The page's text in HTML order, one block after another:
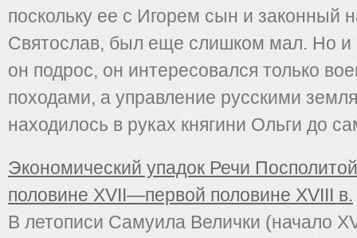
поскольку ее с Игорем сын и законный
Святослав, был еще слишком мал. Но и
он подрос, он интересовался только
походами, а управление русскими
находилось в руках княгини Ольги до
Экономический упадок Речи
половине XVII—первой половине XVIII в.
В летописи Самуила Велички (начало